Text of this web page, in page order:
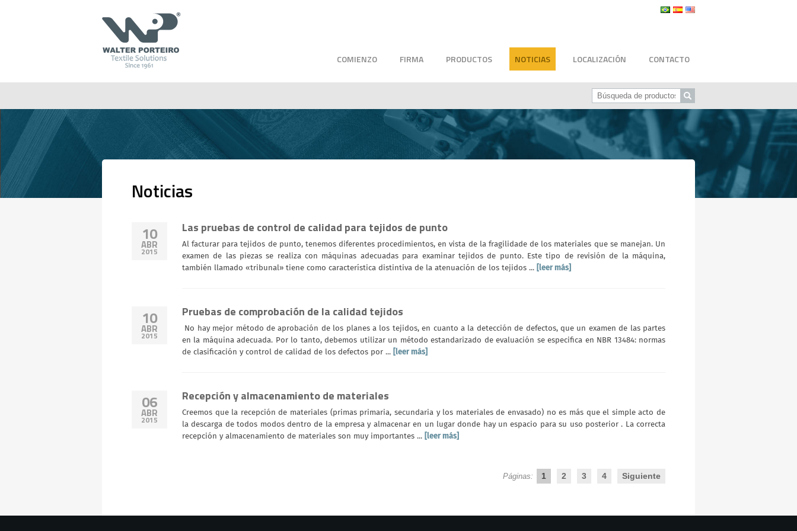
COMIENZO FIRMA PRODUCTOS NOTICIAS LOCALIZACIÓN CONTACTO
Noticias
10
ABR
2015
Las pruebas de control de calidad para tejidos de punto
Al facturar para tejidos de punto, tenemos diferentes procedimientos, en vista de la fragilidade de los materiales que se manejan. Un
examen de las piezas se realiza con máquinas adecuadas para examinar tejidos de punto. Este tipo de revisión de la máquina,
también llamado «tribunal» tiene como característica distintiva de la atenuación de los tejidos ...
[leer más]
10
ABR
2015
Pruebas de comprobación de la calidad tejidos
No hay mejor método de aprobación de los planes a los tejidos, en cuanto a la detección de defectos, que un examen de las partes
en la máquina adecuada. Por lo tanto, debemos utilizar un método estandarizado de evaluación se especifica en NBR 13484: normas
de clasificación y control de calidad de los defectos por ...
[leer más]
06
ABR
2015
Recepción y almacenamiento de materiales
Creemos que la recepción de materiales (primas primaria, secundaria y los materiales de envasado) no es más que el simple acto de
la descarga de todos modos dentro de la empresa y almacenar en un lugar donde hay un espacio para su uso posterior . La correcta
recepción y almacenamiento de materiales son muy importantes ...
[leer más]
Páginas: 1 2 3 4 Siguiente